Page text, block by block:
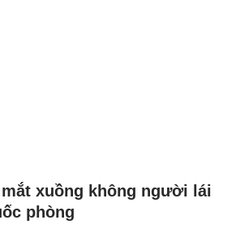
mắt xuồng không người lái
phòng